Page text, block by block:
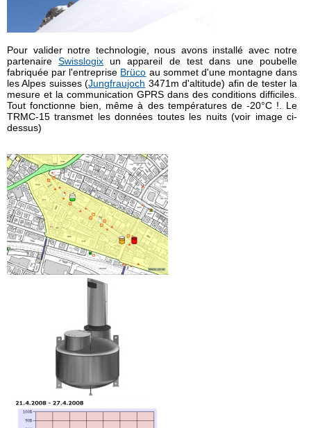
Pour valider notre technologie, nous avons installé avec notre
partenaireSwisslogix un appareil de test dans une poubelle
fabriquée par l'entreprise Brüco au sommet d'une montagne dans
les Alpes suisses (Jungfraujoch 3471m d'altitude) afin de tester la
mesure et la communication GPRS dans des conditions difficiles.
Tout fonctionne bien, même à des températures de -20°C !. Le
TRMC-15 transmet les données toutes les nuits (voir image ci-
dessus)